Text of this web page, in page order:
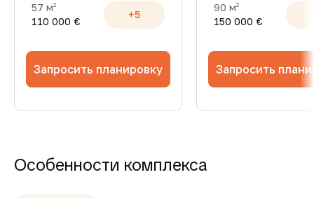
57 м2
110 000 €
+5
Запросить планировку
90 м2
150 000 €
Запросить
Особенности комплекса